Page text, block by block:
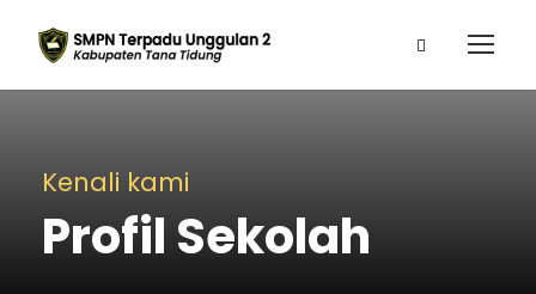
Kenali kami
Profil Sekolah